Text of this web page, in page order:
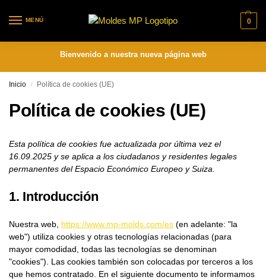
MENÚ 0
Bienvenido a nuestra nueva página web
Inicio / Política de cookies (UE)
Política de cookies (UE)
Esta política de cookies fue actualizada por última vez el
16.09.2025 y se aplica a los ciudadanos y residentes legales
permanentes del Espacio Económico Europeo y Suiza.
1. Introducción
Nuestra web, https://www.mp-molds.com/es (en adelante: "la
web") utiliza cookies y otras tecnologías relacionadas (para
mayor comodidad, todas las tecnologías se denominan
"cookies"). Las cookies también son colocadas por terceros a los
que hemos contratado. En el siguiente documento te informamos